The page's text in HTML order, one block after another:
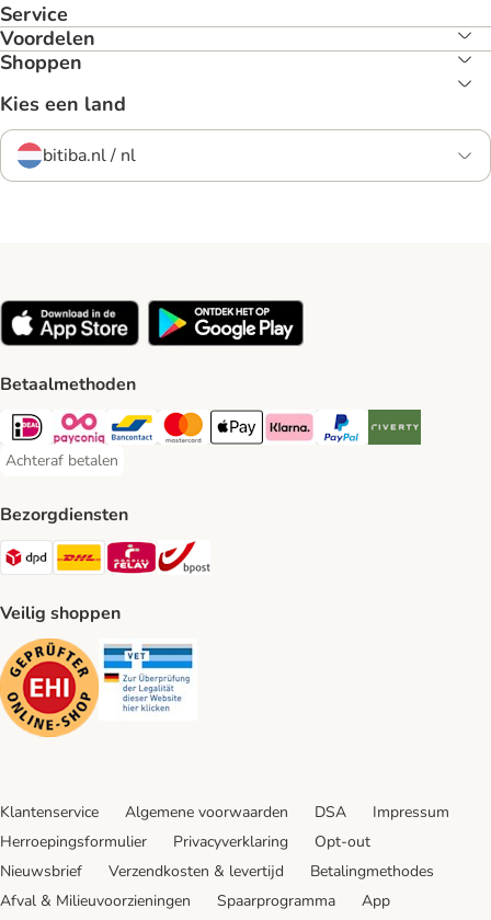
Service
Voordelen
Shoppen
Kies een land
bitiba.nl / nl
Betaalmethoden
iDeal Payment Method
Payconiq Payment Method
Bancontact Payment Method
Mastercard Payment Method
Apple Pay Payment Method
Klarna Payment Method
PayPal Payment Method
Riverty Payment
Achteraf betalen
Achteraf betalen Payment Method
Bezorgdiensten
Dpd Shipping Method
DHL Shipping Method
Mondial Relay Shipping Method
Veilig shoppen
Security
Klantenservice Algemene voorwaarden DSA
Impressum
Herroepingsformulier
Privacyverklaring
Opt-out
Nieuwsbrief
Verzendkosten & levertijd
Betalingmethodes
Afval & Milieuvoorzieningen
Spaarprogramma App